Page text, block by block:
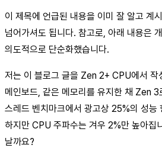
이 제목에 언급된 내용을 이미 잘 알고 계시
넘어가셔도 됩니다. 참고로, 아래 내용은
의도적으로 단순화했습니다.
저는 이 블로그 글을 Zen 2+ CPU에서 작
메인보드, 같은 메모리를 유지한 채 Zen 3
스레드 벤치마크에서 광고상 25%의 성능
하지만 CPU 주파수는 겨우 2%만 높아집
날까요?